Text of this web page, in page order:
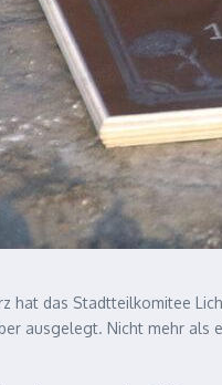
hat das Stadtteilkomitee
ausgelegt. Nicht mehr als